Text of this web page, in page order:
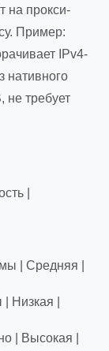
на прокси-
Пример:
IPv4-
нативного
не требует
|
| Средняя |
Низкая |
| Высокая |